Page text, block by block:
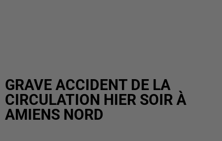
GRAVE ACCIDENT DE LA
CIRCULATION HIER SOIR À
AMIENS NORD